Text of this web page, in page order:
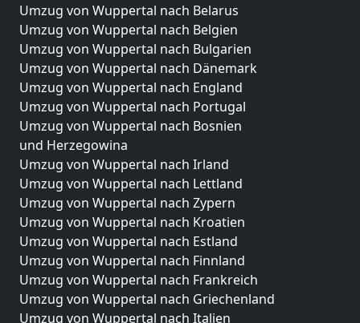
Umzug von Wuppertal nach Belarus
Umzug von Wuppertal nach Belgien
Umzug von Wuppertal nach Bulgarien
Umzug von Wuppertal nach Dänemark
Umzug von Wuppertal nach England
Umzug von Wuppertal nach Portugal
Umzug von Wuppertal nach Bosnien
und Herzegowina
Umzug von Wuppertal nach Irland
Umzug von Wuppertal nach Lettland
Umzug von Wuppertal nach Zypern
Umzug von Wuppertal nach Kroatien
Umzug von Wuppertal nach Estland
Umzug von Wuppertal nach Finnland
Umzug von Wuppertal nach Frankreich
Umzug von Wuppertal nach Griechenland
Umzug von Wuppertal nach Italien